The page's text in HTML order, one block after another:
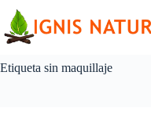
contenido
Etiqueta sin maquillaje